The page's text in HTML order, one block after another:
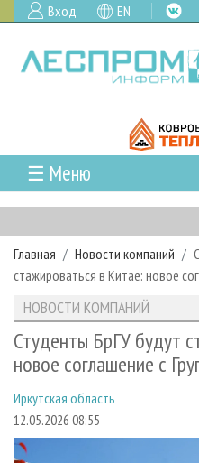
Вход EN
☰ Меню
ГЛАВНАЯ
РУБРИКИ И ТЕМЫ
РУБРИКИ ЖУРНАЛА
ЛЕСНОЕ ХОЗЯЙСТВО
ЛЕСОЗАГОТОВКА
ЛЕСОПИЛЕНИЕ
СУШКА ДРЕВЕСИНЫ
НОВОСТИ
КАЛЕНДАРЬ СОБЫТИЙ
НОВОСТИ ЛПК
НОВОСТИ ЖУРНАЛА
ПРОЕКТЫ ЛПИ
АНАЛИТИКА
ПРЕДПРИЯТИЯ ЛПК
ПЕРСОНЫ
АРХИВ ЖУРНАЛОВ
СТАТЬИ
О ЖУРНАЛЕ
ПОДПИСКА
КОНТАКТЫ
РЕКЛАМОДАТЕЛЯМ
РЕКЛАМА
Главная Новости компаний
стажироваться в Китае: новое
НОВОСТИ КОМПАНИЙ
Студенты БрГУ будут
новое соглашение с
Иркутская область
12.05.2026 08:55